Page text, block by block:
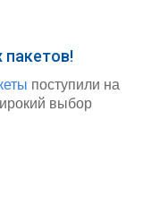
пакетов!
поступили на
выбор